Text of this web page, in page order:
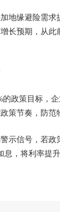
地缘避险需
长预期，从
政策目标，
策节奏，防范
示信号，若
息，将利率提